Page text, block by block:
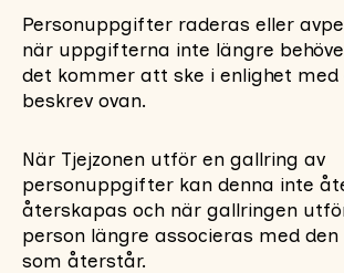
Personuppgifter raderas eller
när uppgifterna inte längre
det kommer att ske i enlighet med
beskrev ovan.
När Tjejzonen utför en gallring av
personuppgifter kan denna inte
återskapas och när gallringen
person längre associeras med
som återstår.